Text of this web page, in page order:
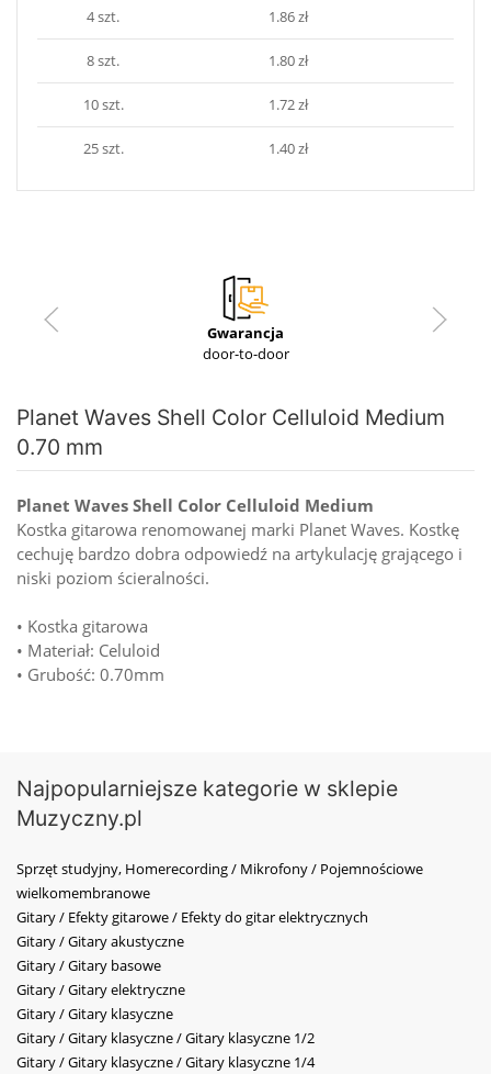
4 szt. 1.86 zł
8 szt. 1.80 zł
10 szt. 1.72 zł
25 szt. 1.40 zł
Gwarancja
door-to-door
Planet Waves Shell Color Celluloid Medium
0.70 mm
Planet Waves Shell Color Celluloid Medium
Kostka gitarowa renomowanej marki Planet Waves. Kostkę
cechuję bardzo dobra odpowiedź na artykulację grającego i
niski poziom ścieralności.
• Kostka gitarowa
• Materiał: Celuloid
• Grubość: 0.70mm
Najpopularniejsze kategorie w sklepie
Muzyczny.pl
Sprzęt studyjny, Homerecording / Mikrofony / Pojemnościowe
wielkomembranowe
Gitary / Efekty gitarowe / Efekty do gitar elektrycznych
Gitary / Gitary akustyczne
Gitary / Gitary basowe
Gitary / Gitary elektryczne
Gitary / Gitary klasyczne
Gitary / Gitary klasyczne / Gitary klasyczne 1/2
Gitary / Gitary klasyczne / Gitary klasyczne 1/4